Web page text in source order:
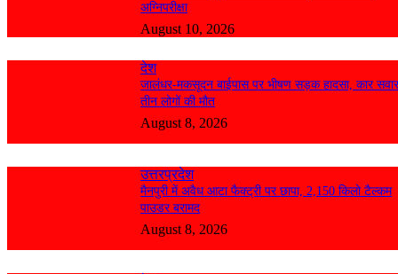
अग्निपरीक्षा
August 10, 2026
देश
जालंधर-मकसूदन बाईपास पर भीषण सड़क हादसा, कार
तीन लोगों की मौत
August 8, 2026
उत्तरप्रदेश
मैनपुरी में अवैध आटा फैक्ट्री पर छापा, 2,150 किलो टैल्कम
पाउडर बरामद
August 8, 2026